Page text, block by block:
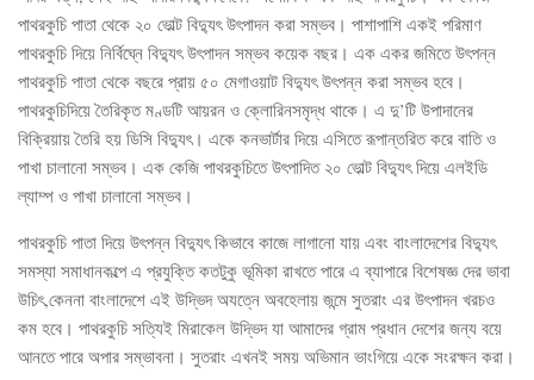
পাথরকুচি পাতা থেকে ২০ ভোল্ট বিদ্যুৎ উৎপাদন করা সম্ভব। পাশাপাশি একই পরিমাণ
পাথরকুচি দিয়ে নির্বিঘ্নে বিদ্যুৎ উৎপাদন সম্ভব কয়েক বছর। এক একর জমিতে উৎপন্ন
পাথরকুচি পাতা থেকে বছরে প্রায় ৫০ মেগাওয়াট বিদ্যুৎ উৎপন্ন করা সম্ভব হবে।
পাথরকুচিদিয়ে তৈরিকৃত মণ্ডটি আয়রন ও ক্লোরিনসমৃদ্ধ থাকে। এ দু’টি উপাদানের
বিক্রিয়ায় তৈরি হয় ডিসি বিদ্যুৎ। একে কনভার্টার দিয়ে এসিতে রূপান্তরিত করে বাতি ও
পাখা চালানো সম্ভব। এক কেজি পাথরকুচিতে উৎপাদিত ২০ ভোল্ট বিদ্যুৎ দিয়ে এলইডি
ল্যাম্প ও পাখা চালানো সম্ভব।
পাথরকুচি পাতা দিয়ে উৎপন্ন বিদ্যুৎ কিভাবে কাজে লাগানো যায় এবং বাংলাদেশের বিদ্যুৎ
সমস্যা সমাধানকল্পে এ প্রযুক্তি কতটুকু ভূমিকা রাখতে পারে এ ব্যাপারে বিশেষজ্ঞ দের ভাবা
উচিৎ,কেননা বাংলাদেশে এই উদ্ভিদ অযত্নে অবহেলায় জন্মে সুতরাং এর উৎপাদন খরচও
কম হবে। পাথরকুচি সত্যিই মিরাকেল উদ্ভিদ যা আমাদের গ্রাম প্রধান দেশের জন্য বয়ে
আনতে পারে অপার সম্ভাবনা। সুতরাং এখনই সময় অভিমান ভাংগিয়ে একে সংরক্ষন করা।